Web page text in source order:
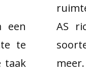
een
te
taak
AS